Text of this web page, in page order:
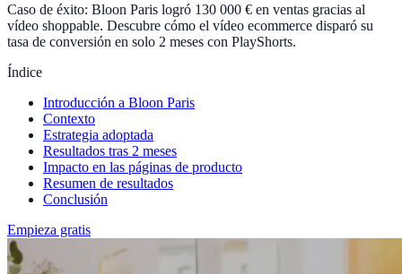
Caso de éxito: Bloon Paris logró 130 000 € en ventas gracias al
vídeo shoppable. Descubre cómo el vídeo ecommerce disparó su
tasa de conversión en solo 2 meses con PlayShorts.
Índice
Introducción a Bloon Paris
Contexto
Estrategia adoptada
Resultados tras 2 meses
Impacto en las páginas de producto
Resumen de resultados
Conclusión
Empieza gratis